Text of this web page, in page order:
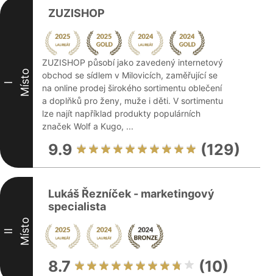
I Místo
ZUZISHOP
ZUZISHOP působí jako zavedený internetový
obchod se sídlem v Milovicích, zaměřující se
na online prodej širokého sortimentu oblečení
a doplňků pro ženy, muže i děti. V sortimentu
lze najít například produkty populárních
značek Wolf a Kugo, ...
9.9 (129)
II Místo
Lukáš Řezníček - marketingový
specialista
8.7 (10)